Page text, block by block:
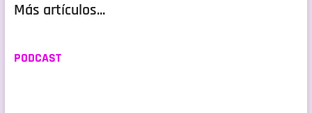
Más artículos...
PODCAST